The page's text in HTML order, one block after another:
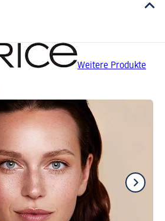
Weitere Produkte